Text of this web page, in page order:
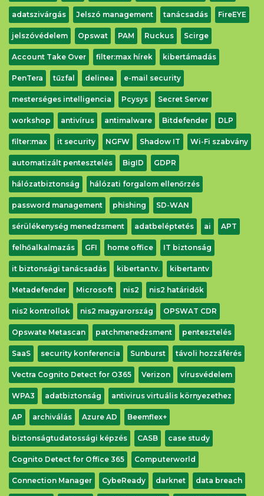
adatszivárgás Jelszó management tanácsadás FireEYE
jelszóvédelem Opswat PAM Ruckus Scirge
Account Take Over filter:max hírek kibertámadás
PenTera tűzfal delinea e-mail security
mesterséges intelligencia Pcysys Secret Server
workshop antivírus antimalware Bitdefender DLP
filter:max it security NGFW Shadow IT Wi-Fi szabvány
automatizált pentesztelés BigID GDPR
hálózatbiztonság hálózati forgalom ellenőrzés
password management phishing SD-WAN
sérülékenység menedzsment adatbeléptetés ai APT
felhőalkalmazás GFI home office IT biztonság
it biztonsági tanácsadás kibertan.tv. kibertantv
Metadefender Microsoft nis2 nis2 határidők
nis2 kontrollok nis2 magyarország OPSWAT CDR
Opswate Metascan patchmenedzsment pentesztelés
SaaS security konferencia Sunburst távoli hozzáférés
Vectra Cognito Detect for O365 Verizon vírusvédelem
WPA3 adatbiztonság antivirus virtuális környezethez
AP archiválás Azure AD Beemflex+
biztonságtudatossági képzés CASB case study
Cognito Detect for Office 365 Computerworld
Connection Manager CybeReady darknet data breach
Letöltés